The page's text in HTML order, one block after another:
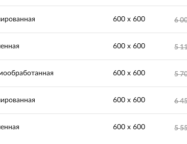
600 х 600 6
600 х 600 5
600 х 600 5
600 х 600 6
600 х 600 5